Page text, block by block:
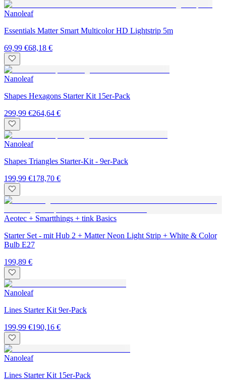
Nanoleaf
Essentials Matter Smart Multicolor HD Lightstrip 5m
69,99 €68,18 €
Nanoleaf
Shapes Hexagons Starter Kit 15er-Pack
299,99 €264,64 €
Nanoleaf
Shapes Triangles Starter-Kit - 9er-Pack
199,99 €178,70 €
Aeotec + Smartthings + tink Basics
Starter Set - mit Hub 2 + Matter Neon Light Strip + White & Color
Bulb E27
199,89 €
Nanoleaf
Lines Starter Kit 9er-Pack
199,99 €190,16 €
Nanoleaf
Lines Starter Kit 15er-Pack